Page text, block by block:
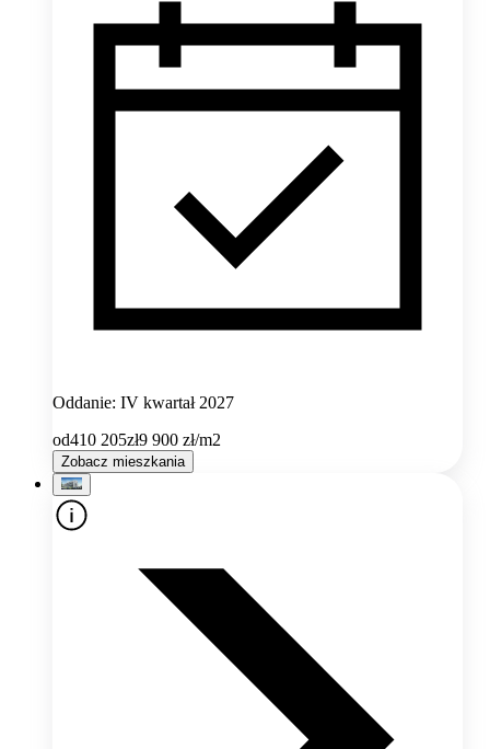
Oddanie: IV kwartał 2027
od410 205zł9 900 zł/m2
Zobacz mieszkania